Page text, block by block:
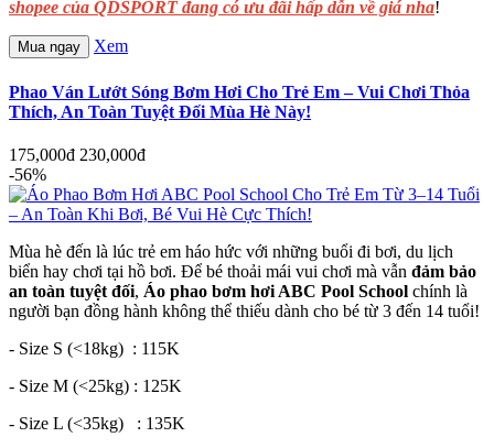
shopee của QDSPORT đang có ưu đãi hấp dẫn về giá nha!
Mua ngay Xem
Phao Ván Lướt Sóng Bơm Hơi Cho Trẻ Em – Vui Chơi Thỏa
Thích, An Toàn Tuyệt Đối Mùa Hè Này!
175,000đ 230,000đ
-56%
Mùa hè đến là lúc trẻ em háo hức với những buổi đi bơi, du lịch
biển hay chơi tại hồ bơi. Để bé thoải mái vui chơi mà vẫn đảm bảo
an toàn tuyệt đối, Áo phao bơm hơi ABC Pool School chính là
người bạn đồng hành không thể thiếu dành cho bé từ 3 đến 14 tuổi!
- Size S (<18kg) : 115K
- Size M (<25kg) : 125K
- Size L (<35kg) : 135K